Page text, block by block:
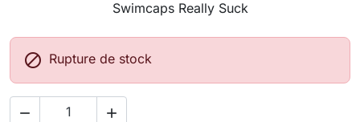
Swimcaps Really Suck
 Rupture de stock
 